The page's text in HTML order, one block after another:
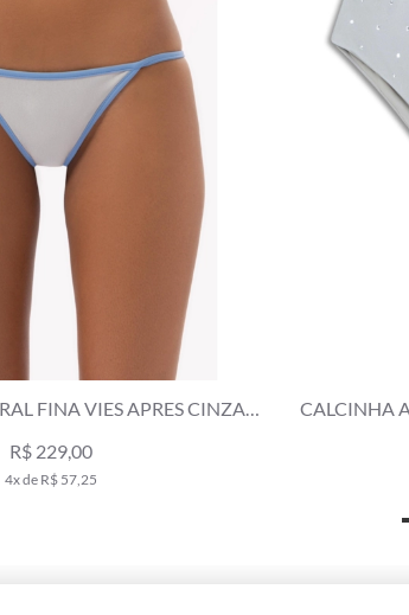
CRYSTALS BY SWAROVSKI
469,00R$ 279,00
5x de R$ 55,80
CALCINHA